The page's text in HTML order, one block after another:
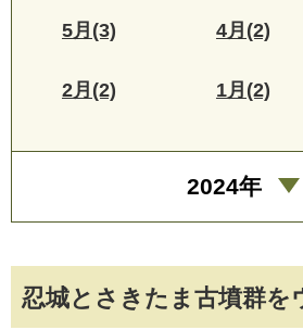
忍城とさきたま古墳群を
5月(3) 4月(2)
2月(2) 1月(2)
2024年